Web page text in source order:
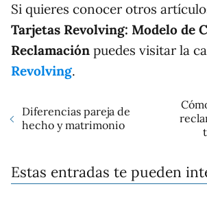
Si quieres conocer otros
Tarjetas Revolving: Modelo de
Reclamación puedes visitar la
Revolving.
Diferencias pareja de
hecho y matrimonio
Estas entradas te pueden